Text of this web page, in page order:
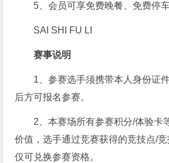
5、会员可享免费晚餐、免费停车
SAI SHI FU LI
赛事说明
1、参赛选手须携带本人身份证
后方可报名参赛。
2、本赛场所有参赛积分/体验卡
价值，选手通过竞赛获得的竞技点/
仅可兑换参赛资格。